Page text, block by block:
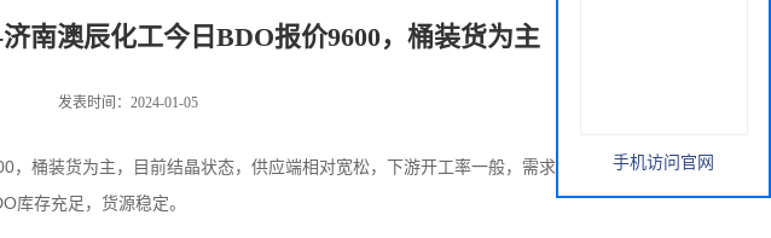
南澳辰化工今日BDO报价9600，桶装货为主
发表时间：2024-01-05
，桶装货为主，目前结晶状态，供应端相对宽松，下游开工率一般，需求不大，预期
库存充足，货源稳定。
手机访问官网